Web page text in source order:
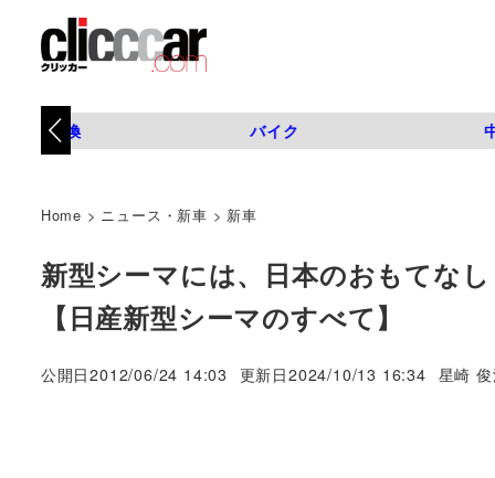
タイヤ交換 バイク
Home > ニュース・新車 > 新車
新型シーマには、日本のおもてな
【日産新型シーマのすべて】
公開日2012/06/24 14:03 更新日2024/10/13 16:34
著
星崎